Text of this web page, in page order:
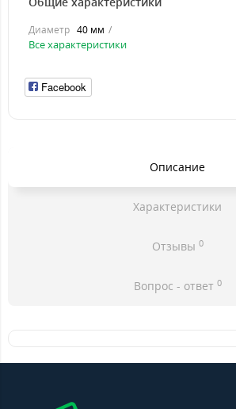
Диаметр 40 мм
Все характеристики
Facebook
Описание
Характеристики
Отзывы 0
Вопрос - ответ 0